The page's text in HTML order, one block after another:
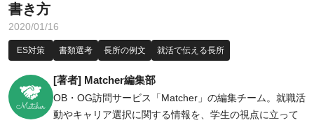
書き方
2020/01/16
ES対策 書類選考 長所の例文 就活で伝える長所
[著者] Matcher編集部
OB・OG訪問サービス「Matcher」の編集チーム。就職活
動やキャリア選択に関する情報を、学生の視点に立って